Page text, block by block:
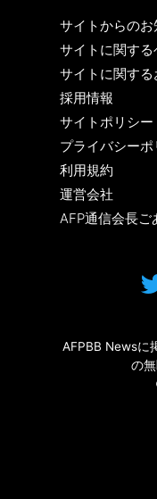
サイトからのお
サイトに関す
サイトに関す
採用情報
サイトポリシー
プライバシーポ
利用規約
運営会社
AFP通信会長ご
AFPBB Newsに
の